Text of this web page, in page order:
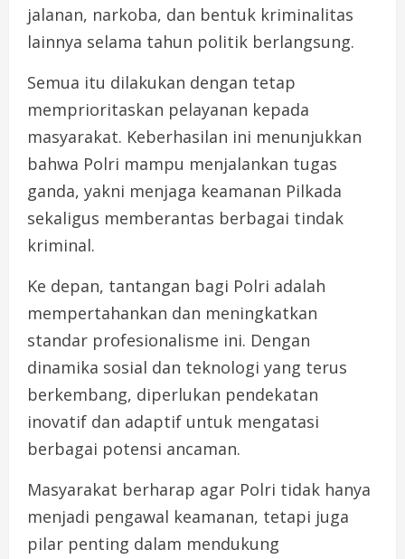
jalanan, narkoba, dan bentuk kriminalitas
lainnya selama tahun politik berlangsung.
Semua itu dilakukan dengan tetap
memprioritaskan pelayanan kepada
masyarakat. Keberhasilan ini menunjukkan
bahwa Polri mampu menjalankan tugas
ganda, yakni menjaga keamanan Pilkada
sekaligus memberantas berbagai tindak
kriminal.
Ke depan, tantangan bagi Polri adalah
mempertahankan dan meningkatkan
standar profesionalisme ini. Dengan
dinamika sosial dan teknologi yang terus
berkembang, diperlukan pendekatan
inovatif dan adaptif untuk mengatasi
berbagai potensi ancaman.
Masyarakat berharap agar Polri tidak hanya
menjadi pengawal keamanan, tetapi juga
pilar penting dalam mendukung